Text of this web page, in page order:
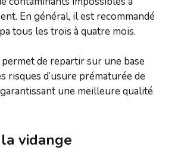
En général, il est recommandé
tous les trois à quatre mois.
de repartir sur une base
risques d’usure prématurée de
une meilleure qualité
vidange